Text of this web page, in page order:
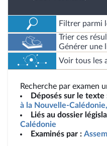
Filtrer parmi
Trier ces
Générer une
Voir tous les
Recherche par examen
Déposés sur le texte
à la Nouvelle-
Liés au dossier
Calédonie
Examinés par :